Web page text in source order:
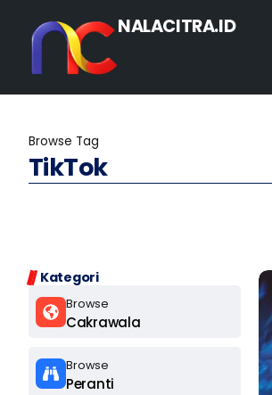
NALACITRA.ID
Browse Tag
TikTok
Kategori
Browse
Cakrawala
Browse
Peranti